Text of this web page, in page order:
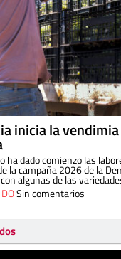
inicia la
ha dado comienzo las
la campaña 2026 de la
algunas de las
Sin comentarios